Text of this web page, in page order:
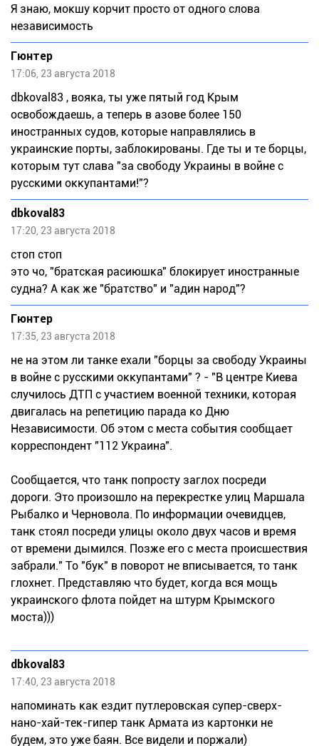
Я знаю, мокшу корчит просто от одного слова
независимость
Гюнтер
17:06, 23 августа 2018
dbkoval83 , вояка, ты уже пятый год Крым
освобождаешь, а теперь в азове более 150
иностранных судов, которые направлялись в
украинские порты, заблокированы. Где ты и те борцы,
которым тут слава "за свободу Украины в войне с
русскими оккупантами!"?
dbkoval83
17:20, 23 августа 2018
стоп стоп
это чо, "братская расиюшка" блокирует иностранные
судна? А как же "братство" и "адин народ"?
Гюнтер
17:35, 23 августа 2018
не на этом ли танке ехали "борцы за свободу Украины
в войне с русскими оккупантами" ? - "В центре Киева
случилось ДТП с участием военной техники, которая
двигалась на репетицию парада ко Дню
Независимости. Об этом с места события сообщает
корреспондент "112 Украина".
Сообщается, что танк попросту заглох посреди
дороги. Это произошло на перекрестке улиц Маршала
Рыбалко и Черновола. По информации очевидцев,
танк стоял посреди улицы около двух часов и время
от времени дымился. Позже его с места происшествия
забрали." То "бук" в поворот не вписывается, то танк
глохнет. Представляю что будет, когда вся мощь
украинского флота пойдет на штурм Крымского
моста)))
dbkoval83
17:40, 23 августа 2018
напоминать как ездит путлеровская супер-сверх-
нано-хай-тек-гипер танк Армата из картонки не
будем, это уже баян. Все видели и поржали)